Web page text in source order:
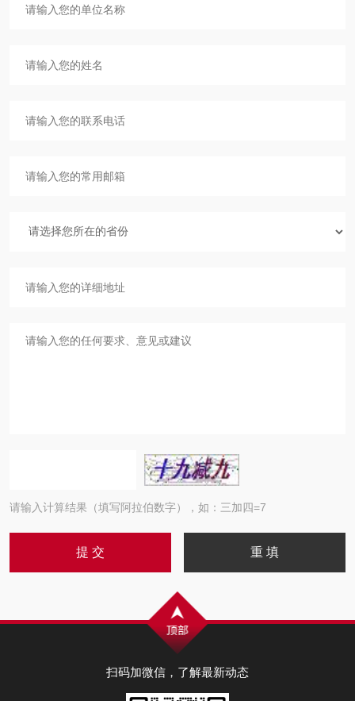
请输入计算结果（填写阿拉伯数字），如：三加四=7
扫码加微信，了解最新动态